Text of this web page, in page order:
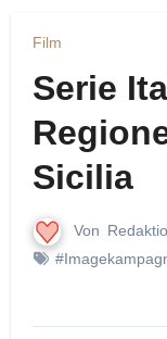
Film
Serie
Sicilia
Von